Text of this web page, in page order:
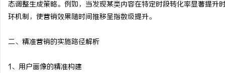
态调整生成策略。例如，当发现某类内容在特定时段转化率显著提
环机制，使营销效果随时间推移呈指数级提升。
二、精准营销的实施路径解析
1、用户画像的精准构建
全解析